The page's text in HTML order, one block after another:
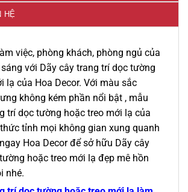
HỆ
việc, phòng khách, phòng ngủ của
với Dãy cây trang trí dọc tường
lạ của Hoa Decor. Với màu sắc
không kém phần nổi bật , mẫu
trí dọc tường hoặc treo mới lạ của
tỉnh mọi không gian xung quanh
Hoa Decor để sở hữu Dãy cây
hoặc treo mới lạ đẹp mê hồn
nhé.